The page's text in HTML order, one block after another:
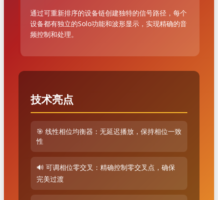
通过可重新排序的设备链创建独特的信号路径，每个
设备都有独立的Solo功能和波形显示，实现精确的音
频控制和处理。
技术亮点
🎯 线性相位均衡器：无延迟播放，保持相位一致
性
🔊 可调相位零交叉：精确控制零交叉点，确保
完美过渡